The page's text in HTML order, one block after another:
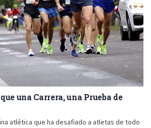
una Carrera, una Prueba de
atlética que ha desafiado a atletas de todo